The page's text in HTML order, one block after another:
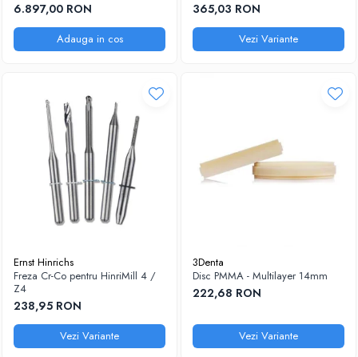
6.897,00 RON
Adauga in cos
365,03 RON
Vezi Variante
Ernst Hinrichs
Freza Cr-Co pentru HinriMill 4 /
Z4
238,95 RON
Vezi Variante
3Denta
Disc PMMA - Multilayer 14mm
222,68 RON
Vezi Variante